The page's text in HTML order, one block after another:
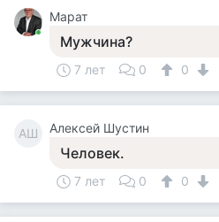
Марат
Мужчина?
7 лет 0 0
АШ Алексей Шустин
Человек.
7 лет 0 0